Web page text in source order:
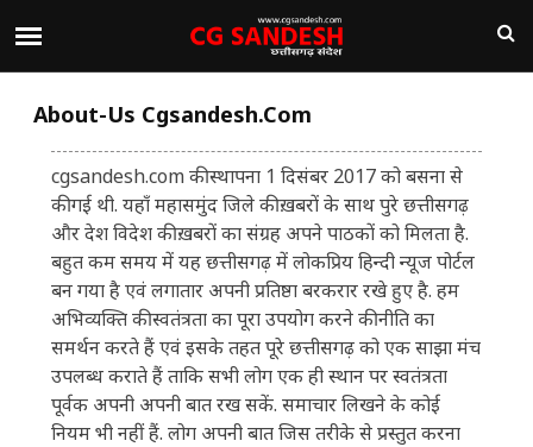
About-Us Cgsandesh.com
cgsandesh.com की स्थापना 1 दिसंबर 2017 को बसना से
की गई थी. यहाँ महासमुंद जिले की ख़बरों के साथ पुरे छत्तीसगढ़
और देश विदेश की ख़बरों का संग्रह अपने पाठकों को मिलता है.
बहुत कम समय में यह छत्तीसगढ़ में लोकप्रिय हिन्दी न्यूज पोर्टल
बन गया है एवं लगातार अपनी प्रतिष्ठा बरकरार रखे हुए है. हम
अभिव्यक्ति की स्वतंत्रता का पूरा उपयोग करने की नीति का
समर्थन करते हैं एवं इसके तहत पूरे छत्तीसगढ़ को एक साझा मंच
उपलब्ध कराते हैं ताकि सभी लोग एक ही स्थान पर स्वतंत्रता
पूर्वक अपनी अपनी बात रख सकें. समाचार लिखने के कोई
नियम भी नहीं हैं. लोग अपनी बात जिस तरीके से प्रस्तुत करना